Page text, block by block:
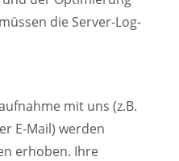
die Server-Log-
mit uns (z.B.
E-Mail) werden
erhoben. Ihre